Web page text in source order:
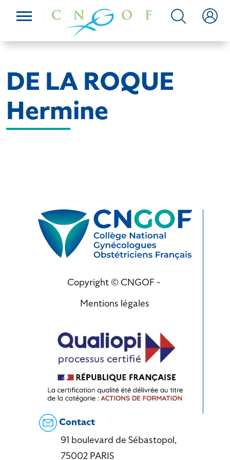
DE LA ROQUE
Hermine
Copyright © CNGOF -
Mentions légales
Contact
91 boulevard de Sébastopol,
75002 PARIS